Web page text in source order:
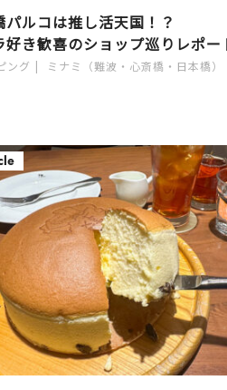
パルコは推し活天国！？
好き歓喜のショップ巡りレポー
ング ミナミ（難波・心斎橋・日本橋）